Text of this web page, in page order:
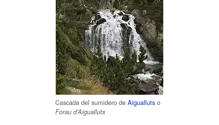
Cascada del sumidero de Aigualluts o
Forau d'Aigualluts